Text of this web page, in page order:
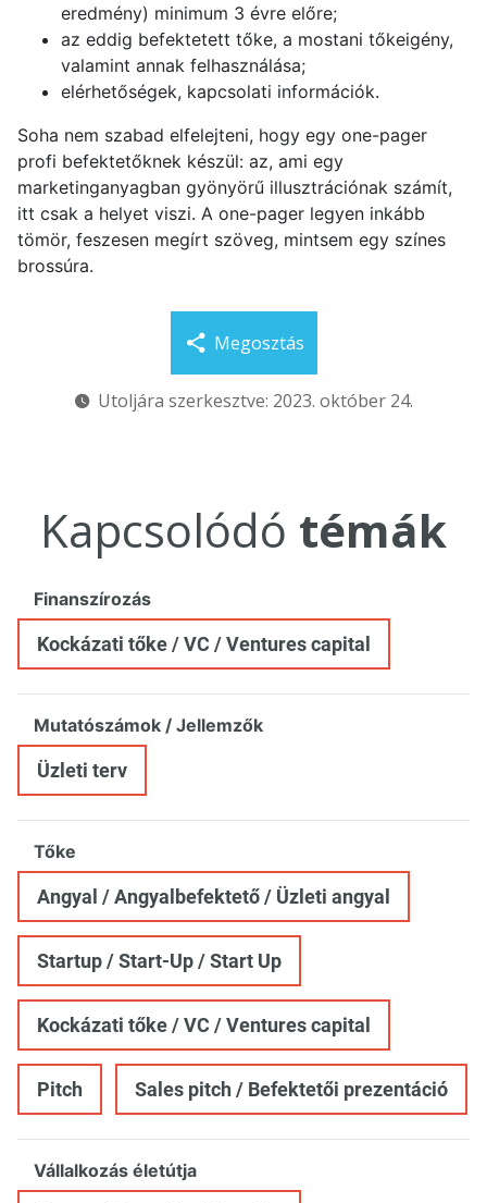
eredmény) minimum 3 évre előre;
az eddig befektetett tőke, a mostani tőkeigény,
valamint annak felhasználása;
elérhetőségek, kapcsolati információk.
Soha nem szabad elfelejteni, hogy egy one-pager
profi befektetőknek készül: az, ami egy
marketinganyagban gyönyörű illusztrációnak számít,
itt csak a helyet viszi. A one-pager legyen inkább
tömör, feszesen megírt szöveg, mintsem egy színes
brossúra.
Megosztás
Utoljára szerkesztve: 2023. október 24.
Kapcsolódó témák
Finanszírozás
Kockázati tőke / VC / Ventures capital
Mutatószámok / Jellemzők
Üzleti terv
Tőke
Angyal / Angyalbefektető / Üzleti angyal
Startup / Start-Up / Start Up
Kockázati tőke / VC / Ventures capital
Pitch Sales pitch / Befektetői prezentáció
Vállalkozás életútja